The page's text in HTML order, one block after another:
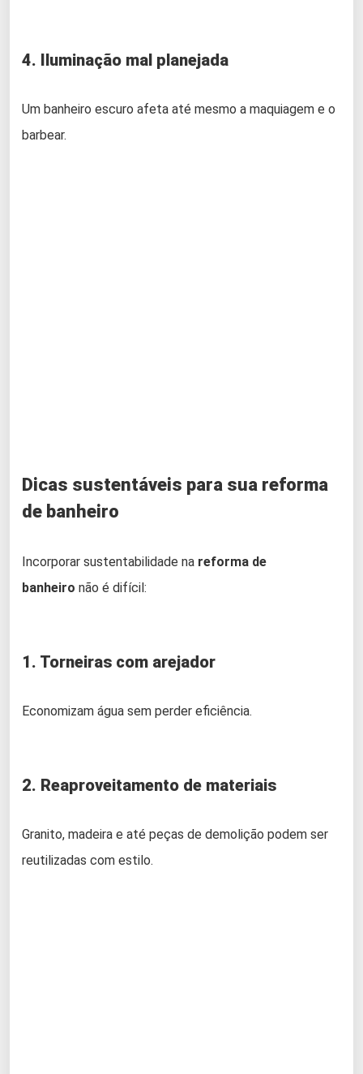
4. Iluminação mal planejada
Um banheiro escuro afeta até mesmo a maquiagem e o
barbear.
Dicas sustentáveis para sua reforma
de banheiro
Incorporar sustentabilidade na reforma de
banheiro não é difícil:
1. Torneiras com arejador
Economizam água sem perder eficiência.
2. Reaproveitamento de materiais
Granito, madeira e até peças de demolição podem ser
reutilizadas com estilo.